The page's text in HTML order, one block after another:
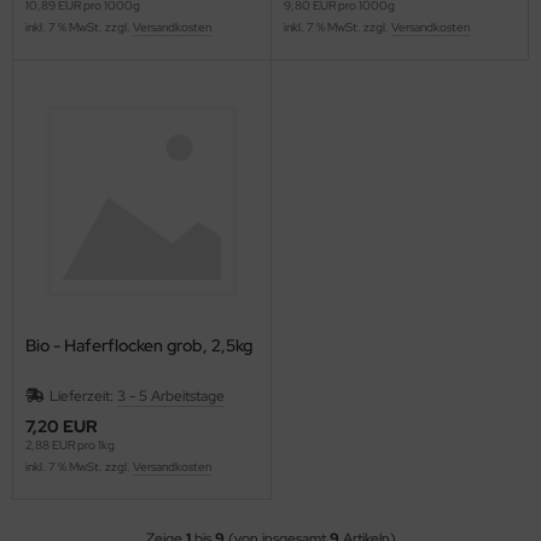
10,89 EUR pro 1000g
inkl. 7 % MwSt. zzgl. Versandkosten
9,80 EUR pro 1000g
inkl. 7 % MwSt. zzgl. Versandkosten
Bio - Haferflocken grob, 2,5kg
Lieferzeit: 3 - 5 Arbeitstage
7,20 EUR
2,88 EUR pro 1kg
inkl. 7 % MwSt. zzgl. Versandkosten